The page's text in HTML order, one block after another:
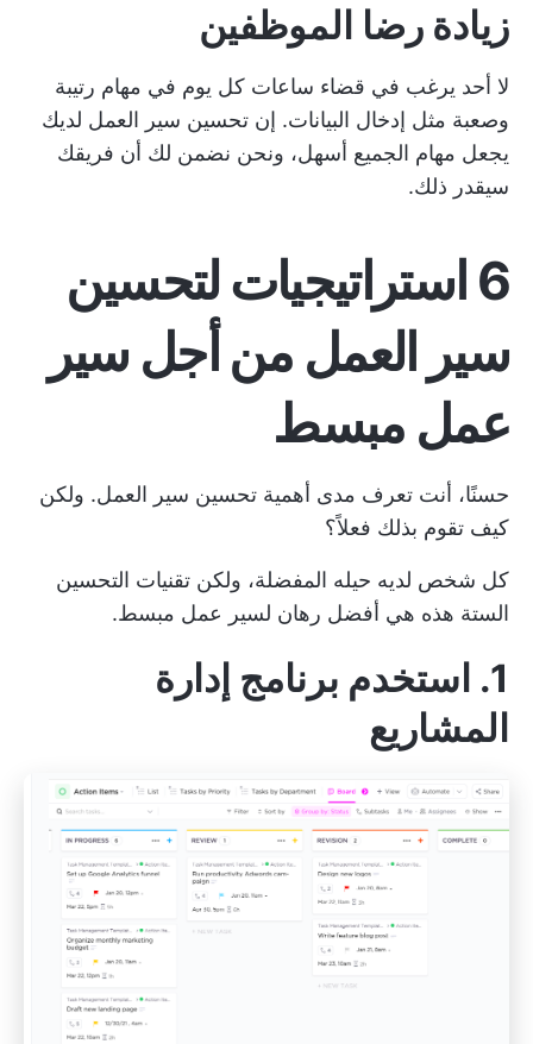
زيادة رضا الموظفين
لا أحد يرغب في قضاء ساعات كل يوم في مهام رتيبة
وصعبة مثل إدخال البيانات. إن تحسين سير العمل لديك
يجعل مهام الجميع أسهل، ونحن نضمن لك أن فريقك
سيقدر ذلك.
6 استراتيجيات لتحسين
سير العمل من أجل سير
عمل مبسط
حسنًا، أنت تعرف مدى أهمية تحسين سير العمل. ولكن
كيف تقوم بذلك فعلاً؟
كل شخص لديه حيله المفضلة، ولكن تقنيات التحسين
الستة هذه هي أفضل رهان لسير عمل مبسط.
1. استخدم برنامج إدارة
المشاريع